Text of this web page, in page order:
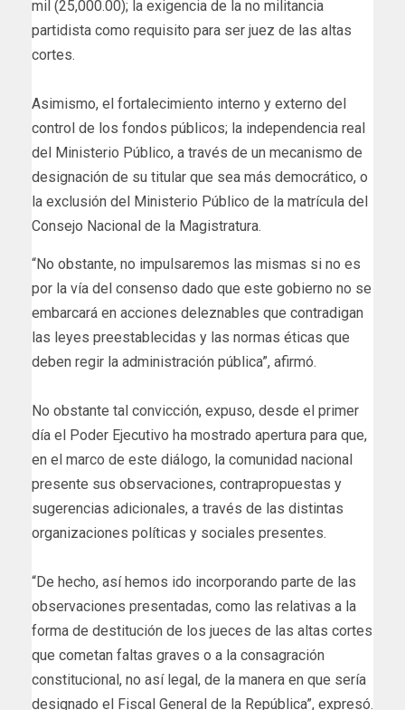
mil (25,000.00); la exigencia de la no militancia
partidista como requisito para ser juez de las altas
cortes.
Asimismo, el fortalecimiento interno y externo del
control de los fondos públicos; la independencia real
del Ministerio Público, a través de un mecanismo de
designación de su titular que sea más democrático, o
la exclusión del Ministerio Público de la matrícula del
Consejo Nacional de la Magistratura.
“No obstante, no impulsaremos las mismas si no es
por la vía del consenso dado que este gobierno no se
embarcará en acciones deleznables que contradigan
las leyes preestablecidas y las normas éticas que
deben regir la administración pública”, afirmó.
No obstante tal convicción, expuso, desde el primer
día el Poder Ejecutivo ha mostrado apertura para que,
en el marco de este diálogo, la comunidad nacional
presente sus observaciones, contrapropuestas y
sugerencias adicionales, a través de las distintas
organizaciones políticas y sociales presentes.
“De hecho, así hemos ido incorporando parte de las
observaciones presentadas, como las relativas a la
forma de destitución de los jueces de las altas cortes
que cometan faltas graves o a la consagración
constitucional, no así legal, de la manera en que sería
designado el Fiscal General de la República”, expresó.